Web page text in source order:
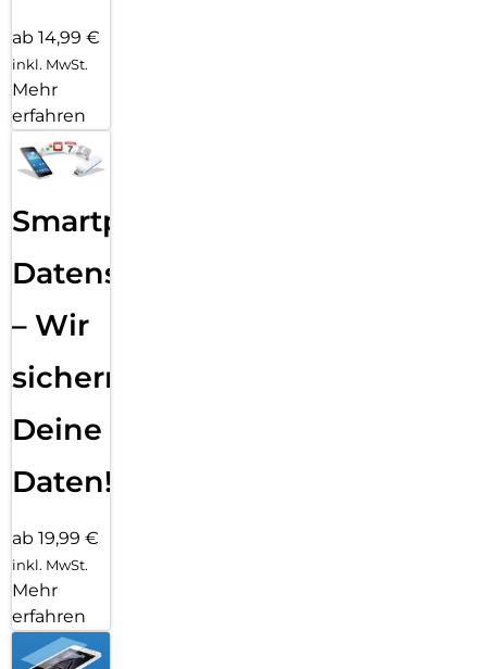
ab 14,99 €
inkl. MwSt.
Mehr
erfahren
Smartphone
Datensicherung
– Wir
sichern
Deine
Daten!
ab 19,99 €
inkl. MwSt.
Mehr
erfahren